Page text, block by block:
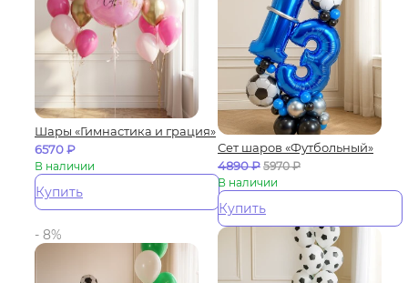
Шары «Гимнастика и грация»
6570₽
В наличии
Купить
Сет шаров «Футбольный»
4890₽ 5970₽
В наличии
Купить
- 8%